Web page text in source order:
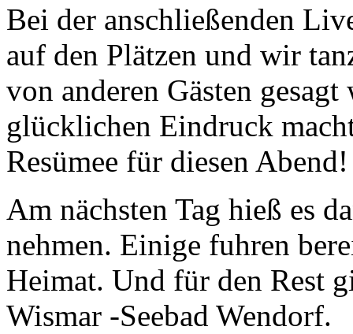
Bei der anschließenden
auf den Plätzen und wir
von anderen Gästen
glücklichen Eindruck
Resümee für diesen Abend!
Am nächsten Tag hieß es
nehmen. Einige fuhren
Heimat. Und für den Rest
Wismar -Seebad Wendorf.